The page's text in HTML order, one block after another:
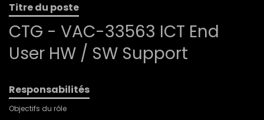
Titre du poste
CTG - VAC-33563 ICT End
User HW / SW Support
Responsabilités
Objectifs du rôle